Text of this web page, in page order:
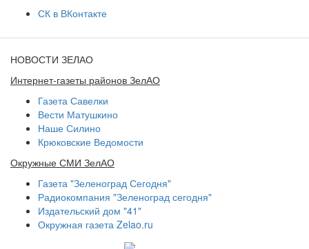
СК в ВКонтакте
НОВОСТИ ЗЕЛАО
Интернет-газеты районов ЗелАО
Газета Савелки
Вести Матушкино
Наше Силино
Крюковские Ведомости
Окружные СМИ ЗелАО
Газета "Зеленоград Сегодня"
Радиокомпания "Зеленоград сегодня"
Издательский дом "41"
Окружная газета Zelao.ru